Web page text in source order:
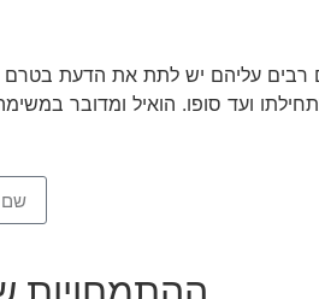
עליהם יש לתת את הדעת
ועד סופו. הואיל ומדובר